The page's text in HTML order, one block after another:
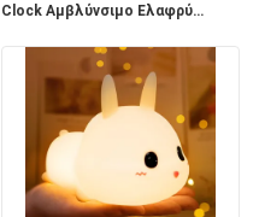
Clock Αμβλύνσιμο Ελαφρύ